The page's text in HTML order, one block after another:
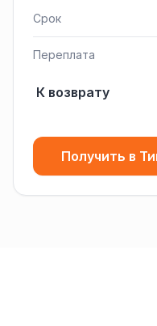
Срок
Переплата
К возврату
Получить в